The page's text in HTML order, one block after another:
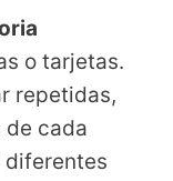
o tarjetas.
repetidas,
de cada
diferentes